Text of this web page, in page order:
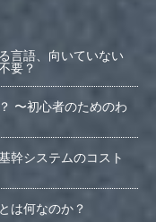
言語、向いていない
要？
〜初心者のためのわ
幹システムのコスト
は何なのか？